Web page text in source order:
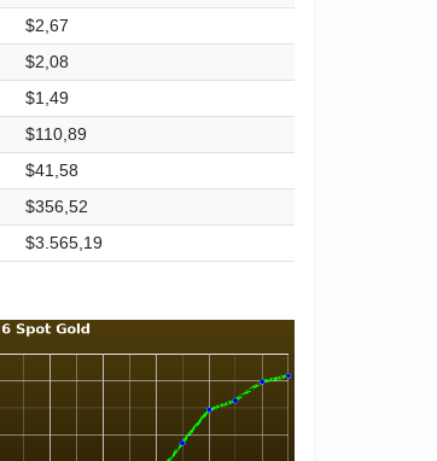
$2,67
$2,08
$1,49
$110,89
$41,58
$356,52
$3.565,19